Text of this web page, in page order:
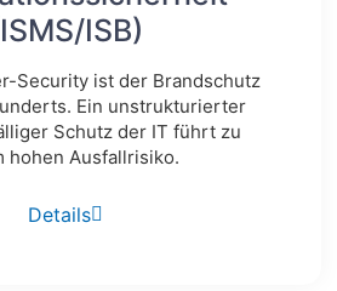
ISB)
Security ist der Brandschutz
Ein unstrukturierter
Schutz der IT führt zu
hohen Ausfallrisiko.
Details